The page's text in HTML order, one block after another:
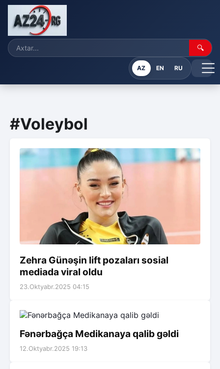
🔍
AZ EN RU
#Voleybol
Zehra Günəşin lift pozaları sosial
mediada viral oldu
23.Oktyabr.2025 04:15
Fənərbağça Medikanaya qalib gəldi
12.Oktyabr.2025 19:13